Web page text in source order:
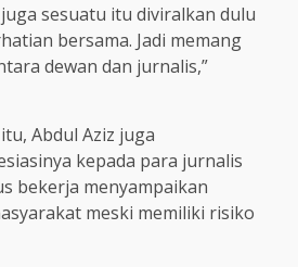
sesuatu itu diviralkan dulu
bersama. Jadi memang
dewan dan jurnalis,”
Abdul Aziz juga
kepada para jurnalis
bekerja menyampaikan
meski memiliki risiko